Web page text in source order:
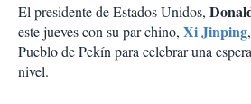
El presidente de Estados Unidos,
este jueves con su par chino, Xi Jinping
Pueblo de Pekín para celebrar una
nivel.